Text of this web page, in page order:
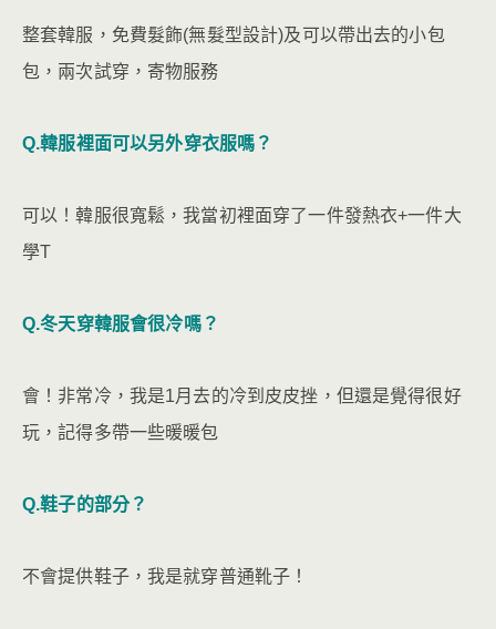
整套韓服，免費髮飾(無髮型設計)及可以帶出去的小包
包，兩次試穿，寄物服務
Q.韓服裡面可以另外穿衣服嗎？
可以！韓服很寬鬆，我當初裡面穿了一件發熱衣+一件大
學T
Q.冬天穿韓服會很冷嗎？
會！非常冷，我是1月去的冷到皮皮挫，但還是覺得很好
玩，記得多帶一些暖暖包
Q.鞋子的部分？
不會提供鞋子，我是就穿普通靴子！